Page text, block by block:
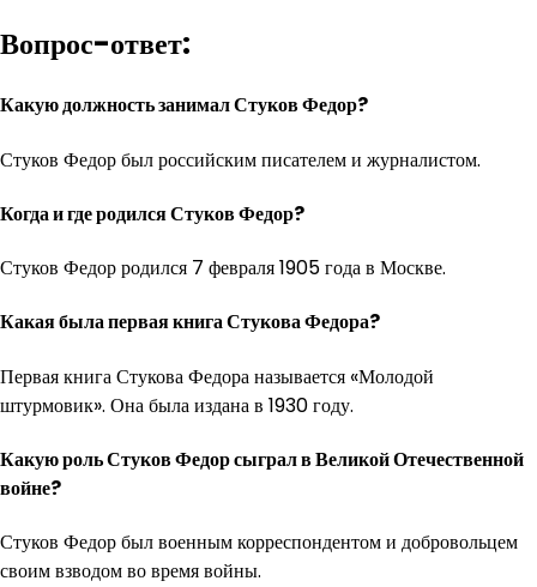
Вопрос-ответ:
Какую должность занимал Стуков Федор?
Стуков Федор был российским писателем и журналистом.
Когда и где родился Стуков Федор?
Стуков Федор родился 7 февраля 1905 года в Москве.
Какая была первая книга Стукова Федора?
Первая книга Стукова Федора называется «Молодой
штурмовик». Она была издана в 1930 году.
Какую роль Стуков Федор сыграл в Великой Отечественной
войне?
Стуков Федор был военным корреспондентом и добровольцем
своим взводом во время войны.